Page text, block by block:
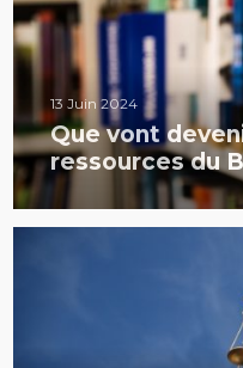
13 Juin 2024
Que vont
ressources du